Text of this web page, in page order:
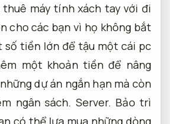
máy tính xách tay với đi
cho các bạn vì họ không bắt
số tiền lớn để tậu một cái pc
một khoản tiền để nâng
dự án ngắn hạn mà còn
ngân sách. Server. Bảo trì
có thể lựa mua những dòng